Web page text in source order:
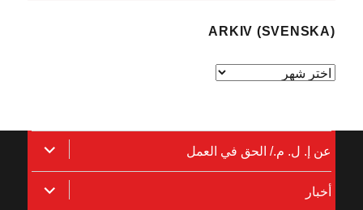
(SVENSKA) ARKIV
عن إ. ل. م./ الحق في العمل
توسيع
القائمة
الفرعية
أخبار
توسيع